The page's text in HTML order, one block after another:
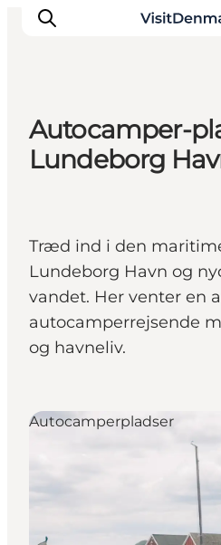
Inspiration
Destinationer
Planlæg ferien
Autocamper-
Lundeborg
Træd ind i den
Lundeborg Havn og
vandet. Her venter en
autocamperrejsende
og havneliv.
Autocamperpladser